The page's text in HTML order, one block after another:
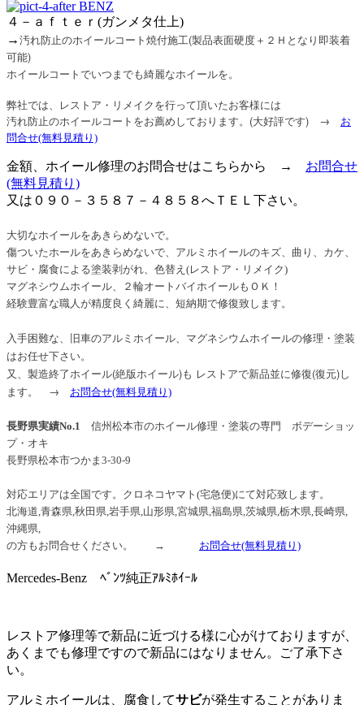
４－ａｆｔｅｒ(ガンメタ仕上)
→汚れ防止のホイールコート焼付施工(製品表面硬度＋２Ｈとなり即装着
可能)
ホイールコートでいつまでも綺麗なホイールを。
弊社では、レストア・リメイクを行って頂いたお客様には
汚れ防止のホイールコートをお薦めしております。(大好評です) →
お
問合せ(無料見積り)
金額、ホイール修理のお問合せはこちらから → お問合せ
(無料見積り)
又は０９０－３５８７－４８５８へＴＥＬ下さい。
大切なホイールをあきらめないで。
傷ついたホールをあきらめないで、アルミホイールのキズ、曲り、カケ、
サビ・腐食による塗装剥がれ、色替え(レストア・リメイク)
マグネシウムホイール、２輪オートバイホイールもＯＫ！
経験豊富な職人が精度良く綺麗に、短納期で修復致します。
入手困難な、旧車のアルミホイール、マグネシウムホイールの修理・塗装
はお任せ下さい。
又、製造終了ホイール(絶版ホイール)も レストアで新品並に修復(復元)し
ます。 →
お問合せ(無料見積り)
長野県実績No.1
信州松本市のホイール修理・塗装の専門 ボデーショッ
プ・オキ
長野県松本市つかま3-30-9
対応エリアは全国です。クロネコヤマト(宅急便)にて対応致します。
北海道,青森県,秋田県,岩手県,山形県,宮城県,福島県,茨城県,栃木県,長崎県,
沖縄県,
の方もお問合せください。 → お問合せ(無料見積り)
Mercedes-Benz ﾍﾞﾝﾂ純正ｱﾙﾐﾎｲｰﾙ
レストア修理等で新品に近づける様に心がけておりますが、
あくまでも修理ですので新品にはなりません。ご了承下さ
い。
アルミホイールは、腐食してサビが発生することがありま